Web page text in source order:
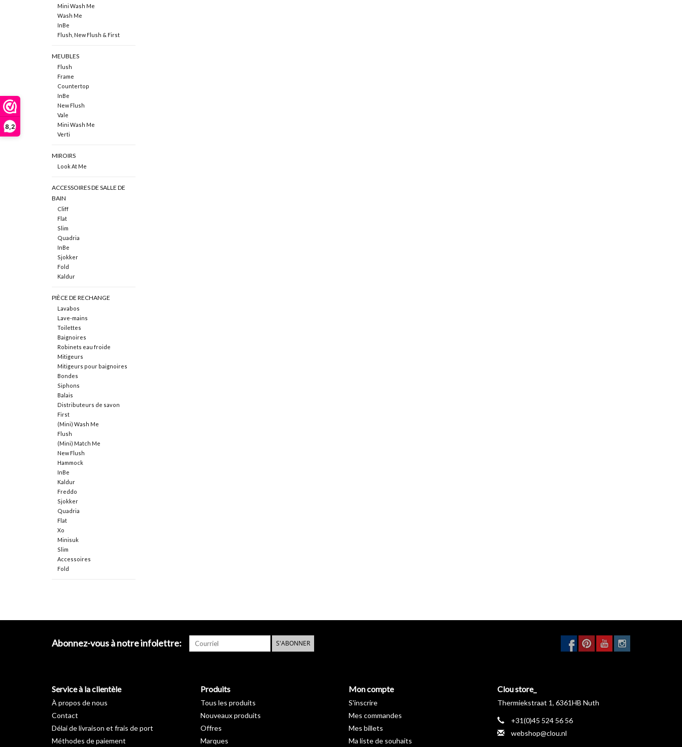
8,2
Mini Wash Me
Wash Me
InBe
Flush, New Flush & First
MEUBLES
Flush
Frame
Countertop
InBe
New Flush
Vale
Mini Wash Me
Verti
MIROIRS
Look At Me
ACCESSOIRES DE SALLE DE
BAIN
Cliff
Flat
Slim
Quadria
InBe
Sjokker
Fold
Kaldur
PIÈCE DE RECHANGE
Lavabos
Lave-mains
Toilettes
Baignoires
Robinets eau froide
Mitigeurs
Mitigeurs pour baignoires
Bondes
Siphons
Balais
Distributeurs de savon
First
(Mini) Wash Me
Flush
(Mini) Match Me
New Flush
Hammock
InBe
Kaldur
Freddo
Sjokker
Quadria
Flat
Xo
Minisuk
Slim
Accessoires
Fold
Abonnez-vous à notre infolettre: S'ABONNER
Service à la clientèle
À propos de nous
Contact
Délai de livraison et frais de port
Méthodes de paiement
Produits
Tous les produits
Nouveaux produits
Offres
Marques
Mon compte
S'inscrire
Mes commandes
Mes billets
Ma liste de souhaits
Clou store_
Thermiekstraat 1, 6361HB Nuth
+31(0)45 524 56 56
webshop@clou.nl